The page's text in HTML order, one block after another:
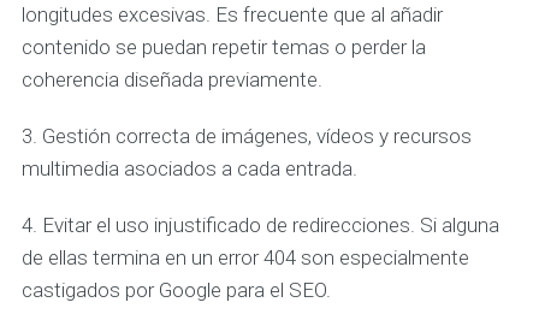
longitudes excesivas. Es frecuente que al añadir
contenido se puedan repetir temas o perder la
coherencia diseñada previamente.
3. Gestión correcta de imágenes, vídeos y recursos
multimedia asociados a cada entrada.
4. Evitar el uso injustificado de redirecciones. Si alguna
de ellas termina en un error 404 son especialmente
castigados por Google para el SEO.